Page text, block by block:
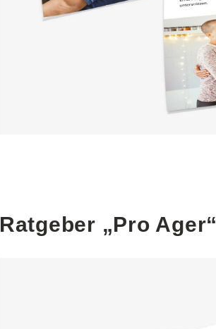
Ratgeber „Pro Ager“